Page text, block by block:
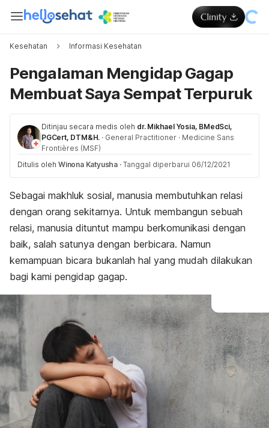
Kesehatan Informasi Kesehatan
Pengalaman Mengidap Gagap
Membuat Saya Sempat Terpuruk
Ditinjau secara medis oleh dr. Mikhael Yosia, BMedSci,
PGCert, DTM&H. · General Practitioner · Medicine Sans
Frontières (MSF)
Ditulis oleh Winona Katyusha · Tanggal diperbarui 06/12/2021
Sebagai makhluk sosial, manusia membutuhkan relasi
dengan orang sekitarnya. Untuk membangun sebuah
relasi, manusia dituntut mampu berkomunikasi dengan
baik, salah satunya dengan berbicara. Namun
kemampuan bicara bukanlah hal yang mudah dilakukan
bagi kami pengidap gagap.